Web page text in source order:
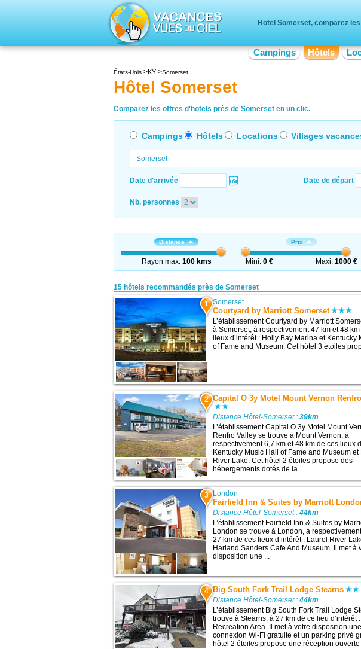
Hotel Somerset, comparez
Campings Hôtels
États-Unis KY Somerset
Hôtel Somerset
Comparez les offres d'hotels près de Somerset en un clic.
Campings Hôtels Locations Villages
Date d'arrivée Date de départ
Nb. personnes
Distance
Rayon max: 100 kms
Prix
Mini:0 € Maxi: 1000 €
15 hôtels recommandés près de Somerset
1 Somerset
Courtyard by Marriott Somerset
L’établissement Courtyard by Marriott
à Somerset, à respectivement 47 km et 48
lieux d’intérêt : Holly Bay Marina et Kentucky
of Fame and Museum. Cet hôtel 3 étoiles
2 Capital O 3y Motel Mount Vernon
Distance Hôtel-Somerset :39km
L’établissement Capital O 3y Motel Mount
Renfro Valley se trouve à Mount Vernon, à
respectivement 6,7 km et 48 km de ces lieux
Kentucky Music Hall of Fame and Museum et
River Lake. Cet hôtel 2 étoiles propose des
hébergements dotés de la ...
3 London
Fairfield Inn & Suites by Marriott
Distance Hôtel-Somerset :44km
L’établissement Fairfield Inn & Suites by
London se trouve à London, à
27 km de ces lieux d’intérêt : Laurel River
Harland Sanders Cafe And Museum. Il met à
disposition une ...
4 Big South Fork Trail Lodge Stearns
Distance Hôtel-Somerset :44km
L’établissement Big South Fork Trail Lodge
trouve à Stearns, à 27 km de ce lieu d’intérêt
Recreation Area. Il met à votre disposition une
connexion Wi-Fi gratuite et un parking privé
hôtel 2 étoiles propose une réception ouverte